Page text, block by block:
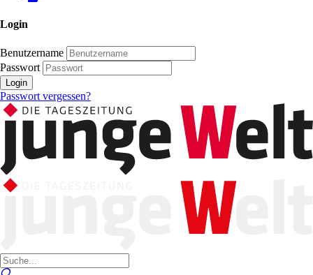
Login
Benutzername
Passwort
Login
Passwort vergessen?